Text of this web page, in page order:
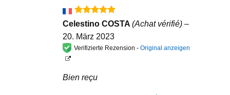
Bewertet
5
Celestino COSTA(Achat vérifié) –
20. März 2023
Verifizierte Rezension -Original anzeigen
Bien reçu